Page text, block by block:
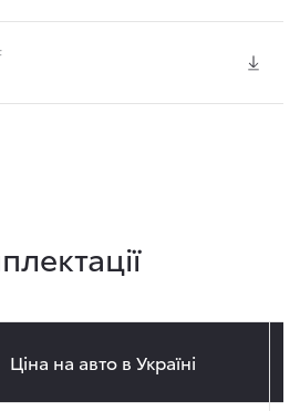
Ціна на авто в Україні